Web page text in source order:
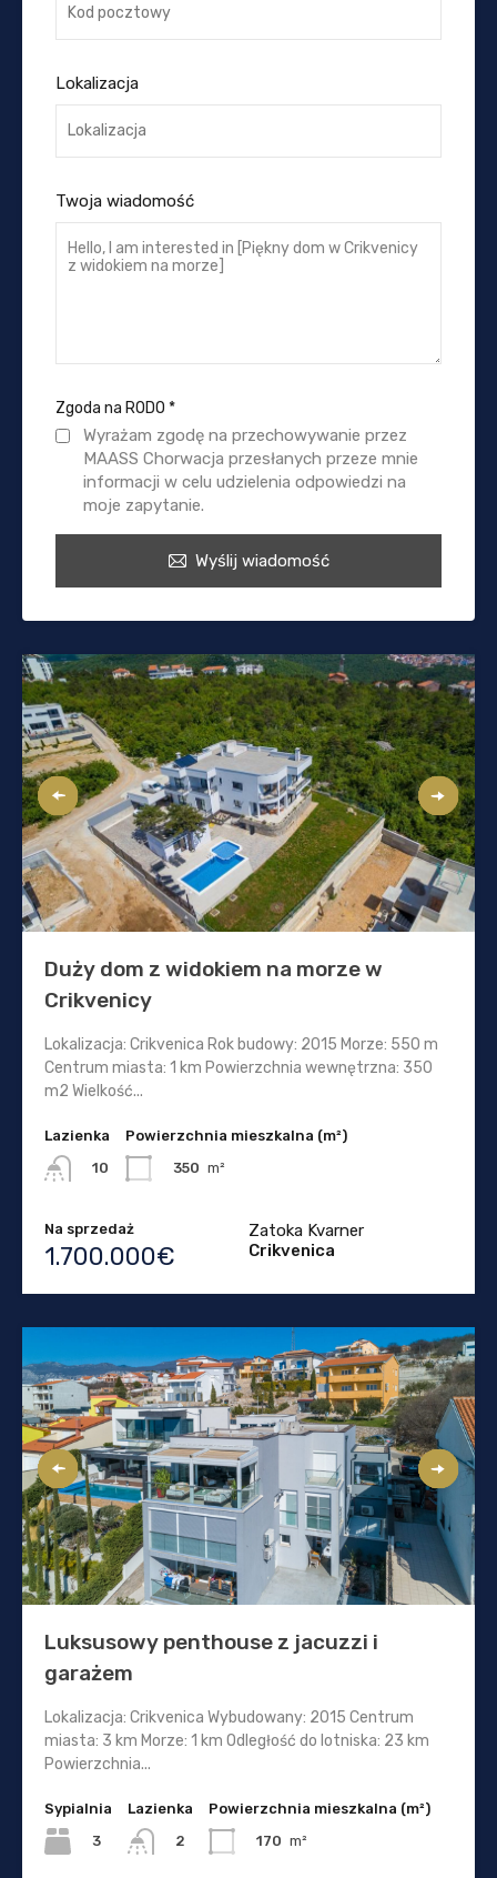
Lokalizacja
Twoja wiadomość
Zgoda na RODO *
Wyrażam zgodę na przechowywanie przez
MAASS Chorwacja przesłanych przeze mnie
informacji w celu udzielenia odpowiedzi na
moje zapytanie.
Wyślij wiadomość
Duży dom z widokiem na morze w
Crikvenicy
Lokalizacja: Crikvenica Rok budowy: 2015 Morze: 550 m
Centrum miasta: 1 km Powierzchnia wewnętrzna: 350
m2 Wielkość...
Lazienka
10
Powierzchnia mieszkalna (m²)
350 m²
Na sprzedaż
1.700.000€
Zatoka Kvarner
Crikvenica
Luksusowy penthouse z jacuzzi i
garażem
Lokalizacja: Crikvenica Wybudowany: 2015 Centrum
miasta: 3 km Morze: 1 km Odległość do lotniska: 23 km
Powierzchnia...
Sypialnia
3
Lazienka
2
Powierzchnia mieszkalna (m²)
170 m²